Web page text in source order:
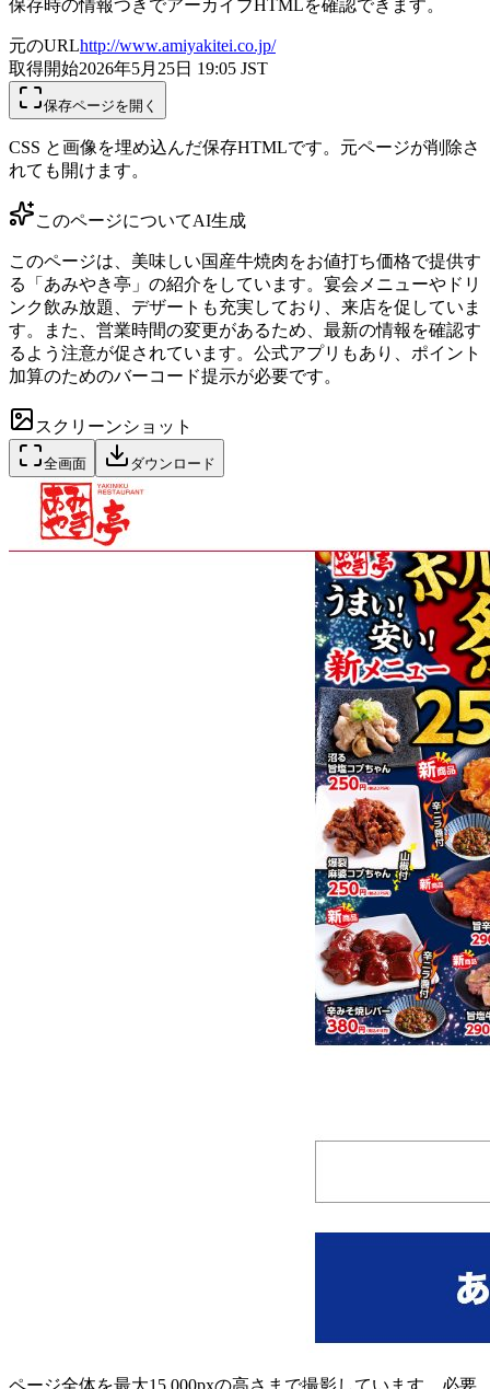
保存時の情報つきでアーカイブHTMLを確認できます。
元のURLhttp://www.amiyakitei.co.jp/
取得開始2026年5月25日 19:05 JST
保存ページを開く
CSS と画像を埋め込んだ保存HTMLです。元ページが削除さ
れても開けます。
このページについてAI生成
このページは、美味しい国産牛焼肉をお値打ち価格で提供す
る「あみやき亭」の紹介をしています。宴会メニューやドリ
ンク飲み放題、デザートも充実しており、来店を促していま
す。また、営業時間の変更があるため、最新の情報を確認す
るよう注意が促されています。公式アプリもあり、ポイント
加算のためのバーコード提示が必要です。
スクリーンショット
全画面 ダウンロード
ページ全体を最大15,000pxの高さまで撮影しています。必要